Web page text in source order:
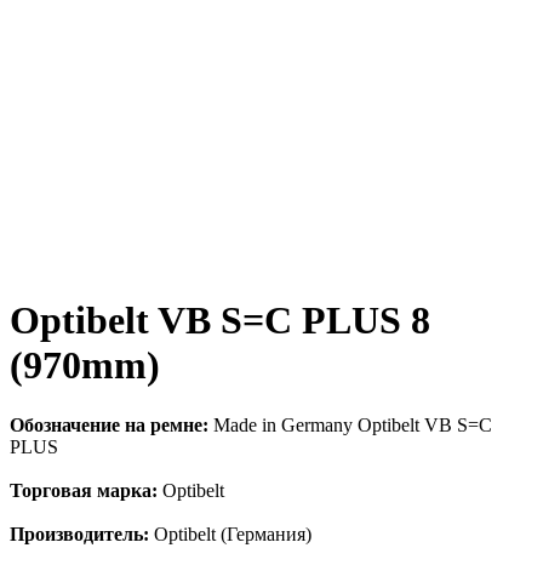
Optibelt VB S=C PLUS 8
(970mm)
Обозначение на ремне: Made in Germany Optibelt VB S=C
PLUS
Торговая марка: Optibelt
Производитель: Optibelt (Германия)